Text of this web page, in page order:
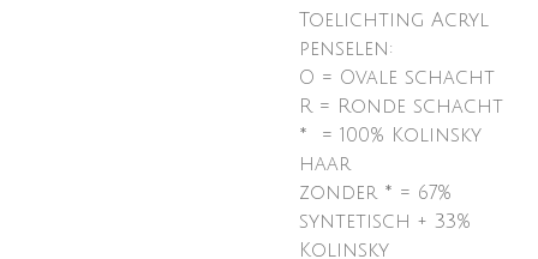
Toelichting Acryl
penselen:
O = Ovale schacht
R = Ronde schacht
* = 100% Kolinsky
haar
zonder * = 67%
syntetisch + 33%
Kolinsky